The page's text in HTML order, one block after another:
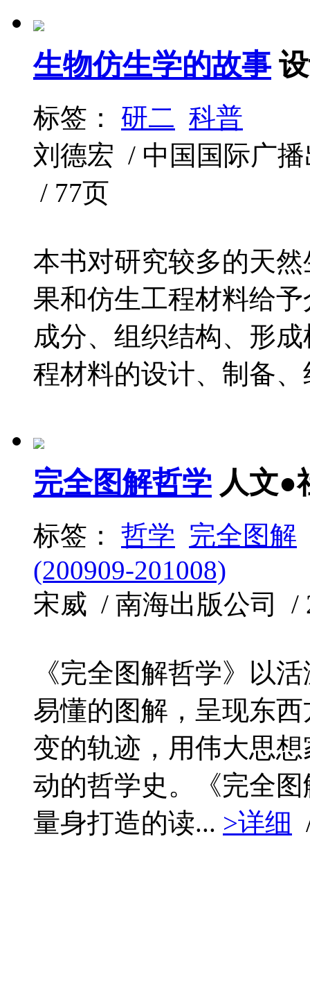
生物仿生学的故事
标签： 研二 科普
刘德宏 / 中国国际广
/ 77页
本书对研究较多的天
果和仿生工程材料给
成分、组织结构、形
程材料的设计、制备
完全图解哲学 人文●
标签： 哲学 完全图解
(200909-201008)
宋威 / 南海出版公司 /
《完全图解哲学》以
易懂的图解，呈现东
变的轨迹，用伟大思
动的哲学史。《完全
量身打造的读... >详细